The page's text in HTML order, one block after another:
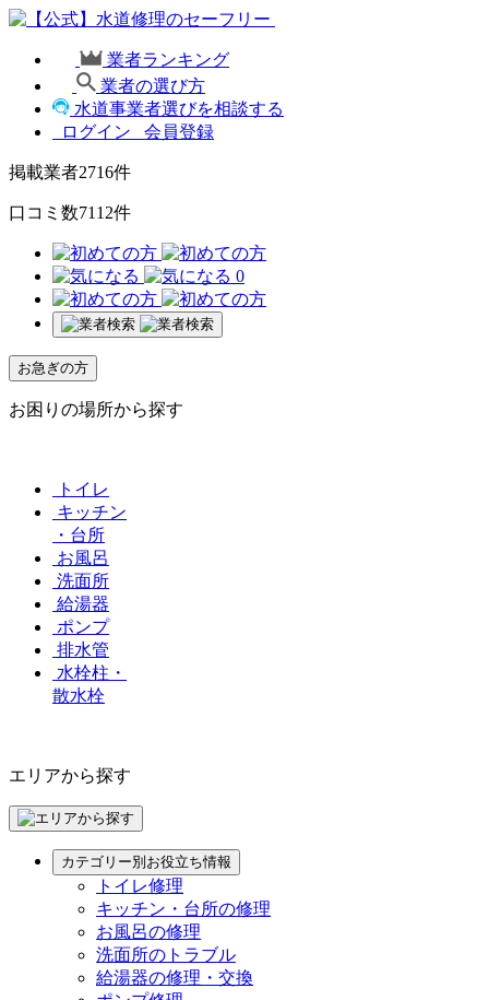
業者ランキング
業者の選び方
水道事業者選びを相談する
ログイン
会員登録
掲載業者2716件
口コミ数7112件
0
お急ぎの方
お困りの場所から探す
トイレ
キッチン
・台所
お風呂
洗面所
給湯器
ポンプ
排水管
水栓柱・
散水栓
エリアから探す
カテゴリー別お役立ち情報
トイレ修理
キッチン・台所の修理
お風呂の修理
洗面所のトラブル
給湯器の修理・交換